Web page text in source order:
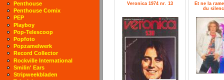
Veronica 1974 nr. 13
Et ne la
du
Penthouse
Penthouse Comix
PEP
Playboy
Pop-Telescoop
Popfoto
Popzamelwerk
Record Collector
Rockville International
Smilin' Ears
Stripweekbladen